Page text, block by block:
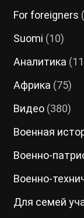
For foreigners
Suomi (10)
Аналитика
Африка (75)
Видео(380)
Военная
Военно-
Военно-
Для семей